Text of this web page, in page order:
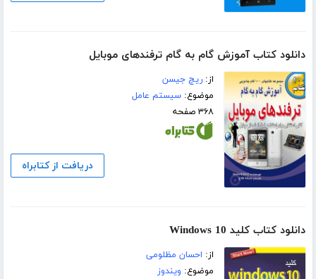
دانلود کتاب آموزش گام به گام ترفندهای موبایل
از:ریچ جیسن
موضوع:سیستم عامل
۳۶۸ صفحه
دریافت از کتابراه
دانلود کتاب کلید Windows 10
از: احسان مظلومی
موضوع: ویندوز